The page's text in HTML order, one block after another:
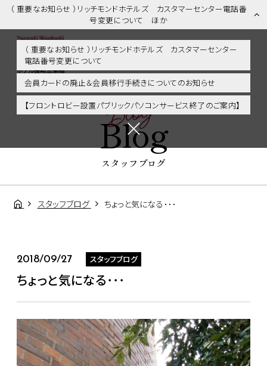
（ 重要なお知らせ ）リッチモンドホテルズ カスタマーセンター電話番
号変更について ほか
（ 重要なお知らせ ）リッチモンドホテルズ カスタマーセンター
電話番号変更について
会員カードの廃止＆会員移行手続きについてのお知らせ
【フロントロビー設置パブリックパソコンサービス終了のご案内】
スタッフブログ | 長崎市内・観光・グルメに好アクセス！リッチモンド
ホテル長崎思案橋
Blog
Blog
スタッフブログ
スタッフブログ ちょっと気になる･･･
2018/09/27 スタッフブログ
ちょっと気になる･･･